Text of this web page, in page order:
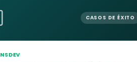
CASOS DE ÉXITO